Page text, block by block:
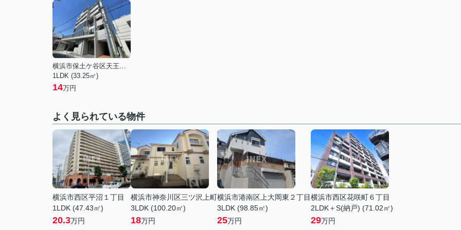
横浜市保土ケ谷区天王町１丁目
1LDK (33.25㎡)
14万円
よく見られている物件
横浜市西区平沼１丁目
1LDK (47.43㎡)
20.3万円
横浜市神奈川区三ツ沢上町
3LDK (100.20㎡)
18万円
横浜市港南区上大岡東２丁目
3LDK (98.85㎡)
25万円
横浜市西区花咲町６丁目
2LDK＋S(納戸) (71.02㎡)
29万円